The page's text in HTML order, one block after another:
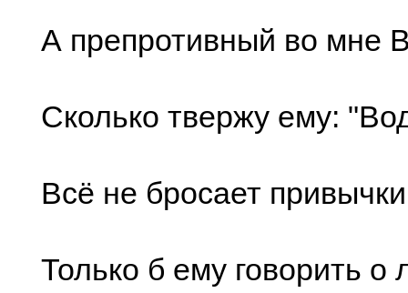
А препротивный во мне
Сколько твержу ему:
Всё не бросает
Только б ему говорить о